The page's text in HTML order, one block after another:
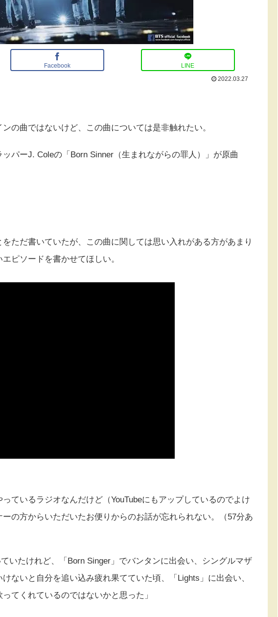
Facebook
LINE
2022.03.27
の曲ではないけど、この曲については是非触れたい。
パーJ. Coleの「Born Sinner（生まれながらの罪人）」が原曲
ただ書いていたが、この曲に関しては思い入れがある方があまり
ピソードを書かせてほしい。
ているラジオなんだけど（YouTubeにもアップしているのでよけ
の方からいただいたお便りからのお話が忘れられない。（57分あ
いたけれど、「Born Singer」でバンタンに出会い、シングルマザ
ないと自分を追い込み疲れ果てていた頃、「Lights」に出会い、
てくれているのではないかと思った」